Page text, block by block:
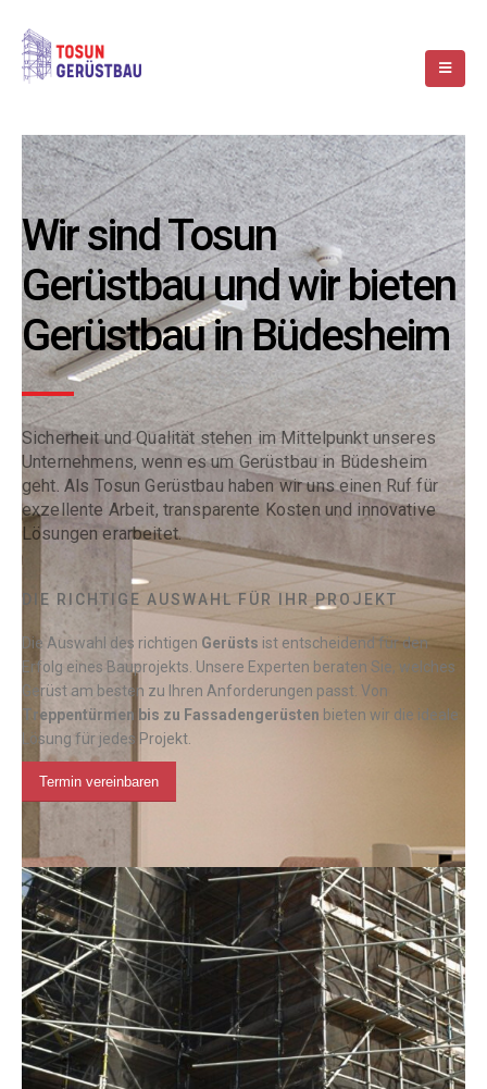
Wir sind Tosun
Gerüstbau und wir bieten
Gerüstbau in Büdesheim
Sicherheit und Qualität stehen im Mittelpunkt unseres
Unternehmens, wenn es um Gerüstbau in Büdesheim
geht. Als Tosun Gerüstbau haben wir uns einen Ruf für
exzellente Arbeit, transparente Kosten und innovative
Lösungen erarbeitet.
DIE RICHTIGE AUSWAHL FÜR IHR PROJEKT
Die Auswahl des richtigen Gerüsts ist entscheidend für den
Erfolg eines Bauprojekts. Unsere Experten beraten Sie, welches
Gerüst am besten zu Ihren Anforderungen passt. Von
Treppentürmen bis zu Fassadengerüsten bieten wir die ideale
Lösung für jedes Projekt.
Termin vereinbaren